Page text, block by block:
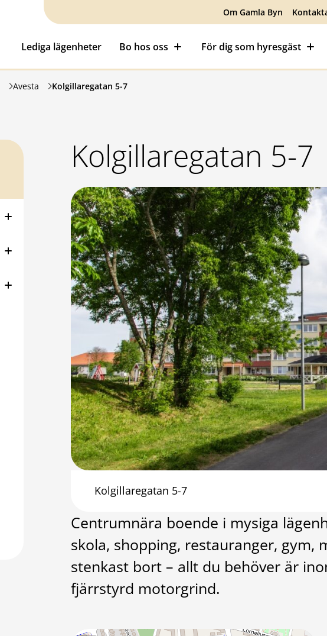
Om Gamla Byn
Lediga lägenheter
Bo hos oss För dig som hyresgäst
Avesta Kolgillaregatan 5-7
Kolgillaregatan 5-7
Kolgillaregatan 5-7
Centrumnära boende i mysiga
skola, shopping, restauranger, gym,
stenkast bort – allt du behöver är
fjärrstyrd motorgrind.